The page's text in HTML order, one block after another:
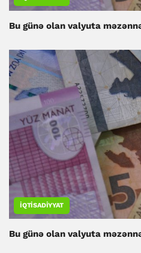
Bu günə olan valyuta
İQTISADIYYAT
Bu günə olan valyuta